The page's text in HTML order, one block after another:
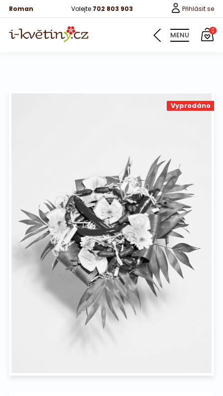
Roman Volejte 702 803 903 Přihlásit se
MENU 0
Vína
Na pohřeb
Vyprodáno